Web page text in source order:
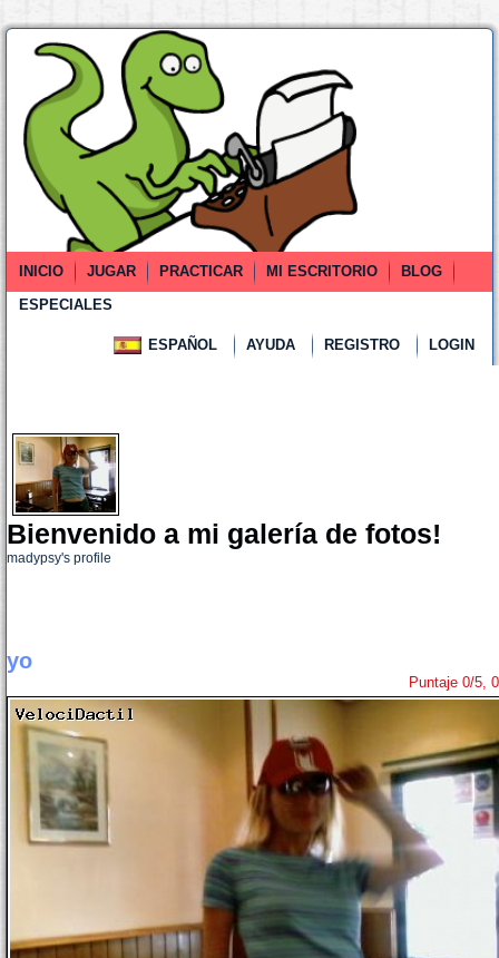
INICIO JUGAR PRACTICAR MI ESCRITORIO
BLOG
ESPECIALES
ESPAÑOL AYUDA REGISTRO LOGIN
Bienvenido a mi galería de fotos!
madypsy's profile
yo
Puntaje 0/5,